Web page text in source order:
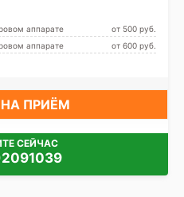
аппарате
от 500 pуб.
аппарате
от 600 pуб.
ПРИЁМ
СЕЙЧАС